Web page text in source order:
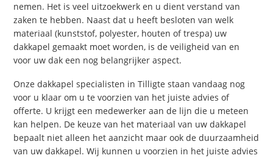
nemen. Het is veel uitzoekwerk en u dient verstand van
zaken te hebben. Naast dat u heeft besloten van welk
materiaal (kunststof, polyester, houten of trespa) uw
dakkapel gemaakt moet worden, is de veiligheid van en
voor uw dak een nog belangrijker aspect.
Onze dakkapel specialisten in Tilligte staan vandaag nog
voor u klaar om u te voorzien van het juiste advies of
offerte. U krijgt een medewerker aan de lijn die u meteen
kan helpen. De keuze van het materiaal van uw dakkapel
bepaalt niet alleen het aanzicht maar ook de duurzaamheid
van uw dakkapel. Wij kunnen u voorzien in het juiste advies